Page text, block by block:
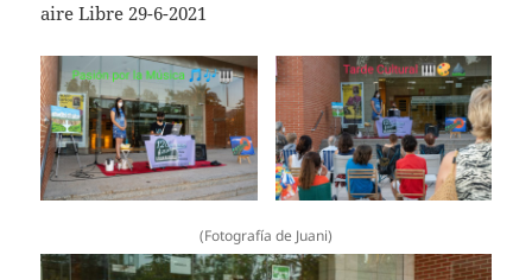
aire Libre 29-6-2021
(Fotografía de Juani)